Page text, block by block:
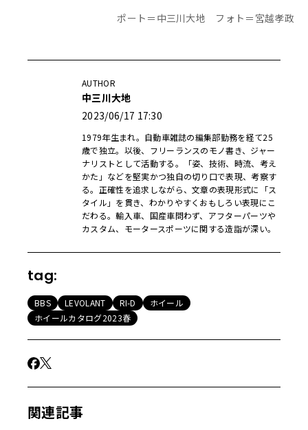
ポート＝中三川大地 フォト＝宮越孝政
AUTHOR
中三川大地
2023/06/17 17:30
1979年生まれ。自動車雑誌の編集部勤務を経て25
歳で独立。以後、フリーランスのモノ書き、ジャー
ナリストとして活動する。「姿、技術、時流、考え
かた」などを堅実かつ独自の切り口で表現、考察す
る。正確性を追求しながら、文章の表現形式に「ス
タイル」を貫き、わかりやすくおもしろい表現にこ
だわる。輸入車、国産車問わず、アフターパーツや
カスタム、モータースポーツに関する造詣が深い。
tag:
BBS LEVOLANT RI-D
ホイール
ホイールカタログ2023春
関連記事